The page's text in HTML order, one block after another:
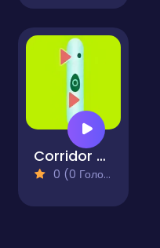
Corridor Chaos
0 (0 Голосів)